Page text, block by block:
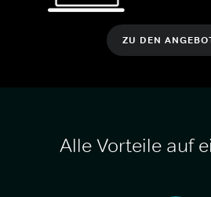
ZU DEN
Alle Vorteile auf